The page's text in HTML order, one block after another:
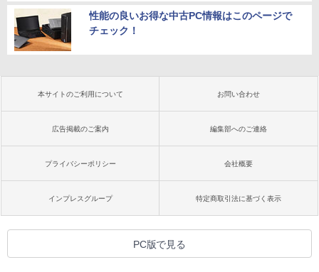
性能の良いお得な中古PC情報はこのページで
チェック！
本サイトのご利用について お問い合わせ
広告掲載のご案内 編集部へのご連絡
プライバシーポリシー 会社概要
インプレスグループ 特定商取引法に基づく表示
PC版で見る